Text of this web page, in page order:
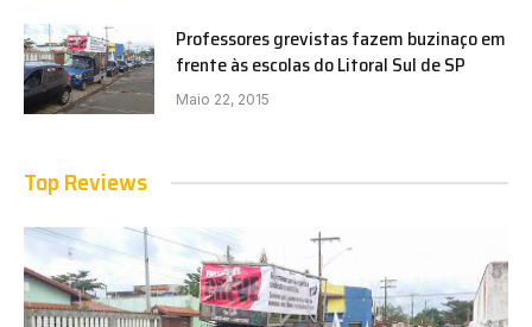
Professores grevistas fazem buzinaço em
frente às escolas do Litoral Sul de SP
Maio 22, 2015
Top Reviews